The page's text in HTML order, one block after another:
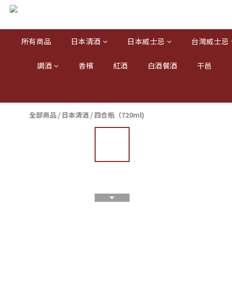
所有商品 日本清酒 日本威士忌 台灣威士忌
調酒 香檳 紅酒 白酒餐酒 干邑
全部商品 / 日本清酒 / 四合瓶（720ml)